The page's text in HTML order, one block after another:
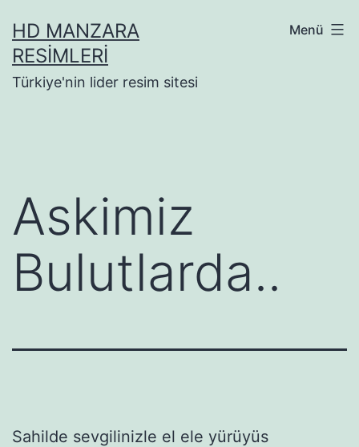
geçHD MANZARA
RESIMLERI
Türkiye'nin lider resim sitesi
Menü
Askimiz
Bulutlarda..
Sahilde sevgilinizle el ele yürüyüs